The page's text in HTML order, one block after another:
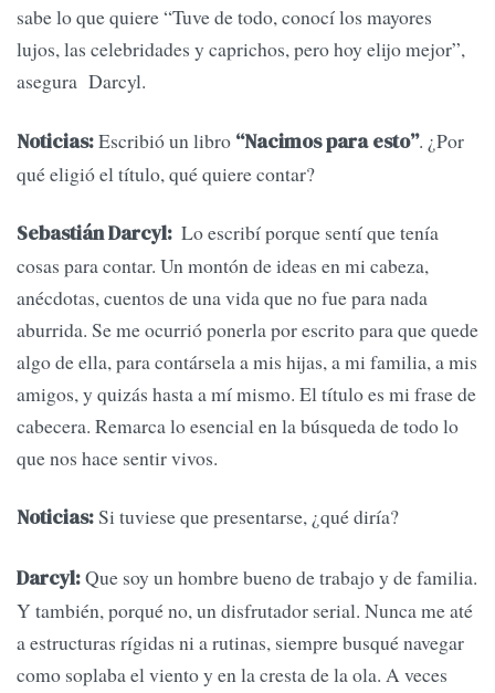
sabe lo que quiere “Tuve de todo, conocí los mayores
lujos, las celebridades y caprichos, pero hoy elijo mejor”,
asegura Darcyl.
Noticias:Escribió un libro “Nacimos para esto”. ¿Por
qué eligió el título, qué quiere contar?
Sebastián Darcyl: Lo escribí porque sentí que tenía
cosas para contar. Un montón de ideas en mi cabeza,
anécdotas, cuentos de una vida que no fue para nada
aburrida. Se me ocurrió ponerla por escrito para que quede
algo de ella, para contársela a mis hijas, a mi familia, a mis
amigos, y quizás hasta a mí mismo. El título es mi frase de
cabecera. Remarca lo esencial en la búsqueda de todo lo
que nos hace sentir vivos.
Noticias:Si tuviese que presentarse, ¿qué diría?
Darcyl:Que soy un hombre bueno de trabajo y de familia.
Y también, porqué no, un disfrutador serial. Nunca me até
a estructuras rígidas ni a rutinas, siempre busqué navegar
como soplaba el viento y en la cresta de la ola. A veces